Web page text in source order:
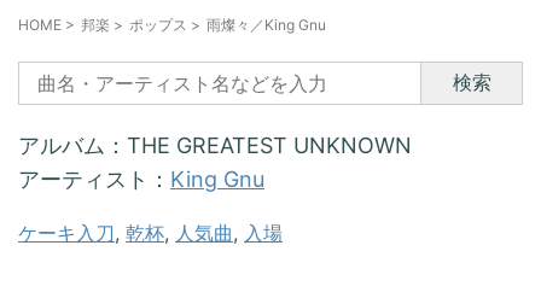
HOME > 邦楽 > ポップス > 雨燦々／King Gnu
検索
アルバム：THE GREATEST UNKNOWN
アーティスト： King Gnu
ケーキ入刀, 乾杯, 人気曲, 入場